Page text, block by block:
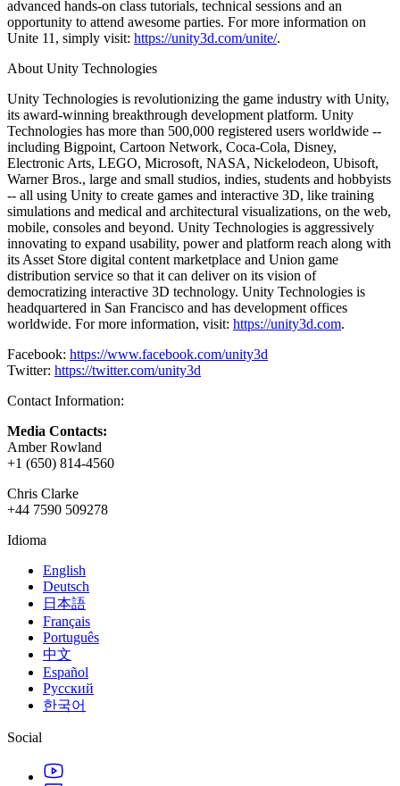
advanced hands-on class tutorials, technical sessions and an
opportunity to attend awesome parties. For more information on
Unite 11, simply visit: https://unity3d.com/unite/.
About Unity Technologies
Unity Technologies is revolutionizing the game industry with Unity,
its award-winning breakthrough development platform. Unity
Technologies has more than 500,000 registered users worldwide --
including Bigpoint, Cartoon Network, Coca-Cola, Disney,
Electronic Arts, LEGO, Microsoft, NASA, Nickelodeon, Ubisoft,
Warner Bros., large and small studios, indies, students and hobbyists
-- all using Unity to create games and interactive 3D, like training
simulations and medical and architectural visualizations, on the web,
mobile, consoles and beyond. Unity Technologies is aggressively
innovating to expand usability, power and platform reach along with
its Asset Store digital content marketplace and Union game
distribution service so that it can deliver on its vision of
democratizing interactive 3D technology. Unity Technologies is
headquartered in San Francisco and has development offices
worldwide. For more information, visit: https://unity3d.com.
Facebook: https://www.facebook.com/unity3d
Twitter: https://twitter.com/unity3d
Contact Information:
Media Contacts:
Amber Rowland
+1 (650) 814-4560
Chris Clarke
+44 7590 509278
Idioma
English
Deutsch
日本語
Français
Português
中文
Español
Русский
한국어
Social